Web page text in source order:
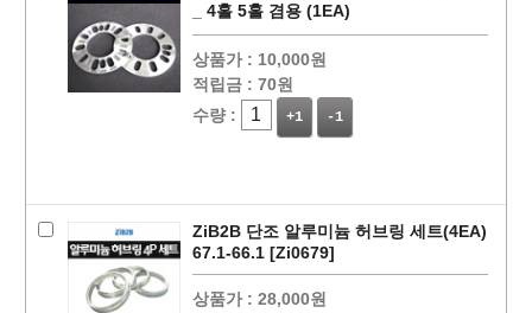
_ 4홀 5홀 겸용 (1EA)
상품가 : 10,000원
적립금 : 70원
수량 :
+1 -1
ZiB2B 단조 알루미늄 허브링 세트(4EA)
67.1-66.1 [Zi0679]
상품가 : 28,000원